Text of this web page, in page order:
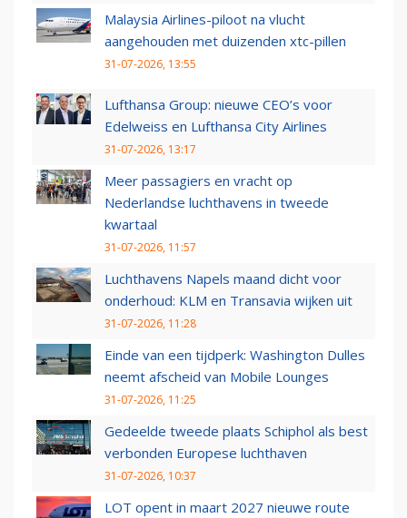
Malaysia Airlines-piloot na vlucht
aangehouden met duizenden xtc-pillen
31-07-2026, 13:55
Lufthansa Group: nieuwe CEO’s voor
Edelweiss en Lufthansa City Airlines
31-07-2026, 13:17
Meer passagiers en vracht op
Nederlandse luchthavens in tweede
kwartaal
31-07-2026, 11:57
Luchthavens Napels maand dicht voor
onderhoud: KLM en Transavia wijken uit
31-07-2026, 11:28
Einde van een tijdperk: Washington Dulles
neemt afscheid van Mobile Lounges
31-07-2026, 11:25
Gedeelde tweede plaats Schiphol als best
verbonden Europese luchthaven
31-07-2026, 10:37
LOT opent in maart 2027 nieuwe route